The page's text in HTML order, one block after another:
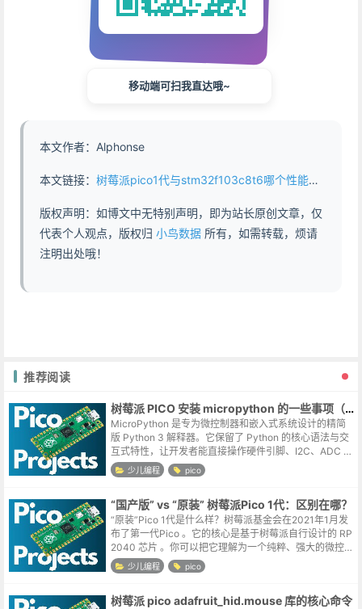
移动端可扫我直达哦~
本文作者：Alphonse
本文链接： 树莓派pico1代与stm32f103c8t6哪个性能更强 - https://www.abddb.com/pico1_vs_stm32f103c8t6.html
版权声明：如博文中无特别声明，即为站长原创文章，仅
代表个人观点，版权归 小鸟数据 所有，如需转载，烦请
注明出处哦！
推荐阅读
树莓派 PICO 安装 micropython 的一些事项（win7）
MicroPython 是专为微控制器和嵌入式系统设计的精简
版 Python 3 解释器。它保留了 Python 的核心语法与交
互式特性，让开发者能直接操作硬件引脚、I2C、ADC 等
底层资源，无需编译即可快速运行代码。相比标准 Py...
少儿编程 pico
“国产版” vs “原装” 树莓派Pico 1代：区别在哪？
“原装”Pico 1代是什么样？树莓派基金会在2021年1月发
布了第一代Pico 。它的核心是基于树莓派自行设计的 RP
2040 芯片 。你可以把它理解为一个纯粹、强大的微控制
器核心，专注于提供高性能的输入输出控制 。其核心规
格如下：...
少儿编程 pico
树莓派 pico adafruit_hid.mouse 库的核心命令